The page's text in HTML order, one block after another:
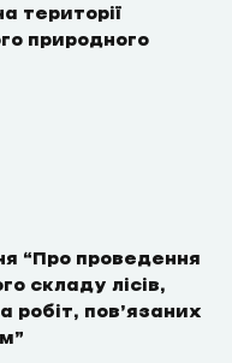
території
природного
“Про проведення
складу лісів,
робіт, пов’язаних